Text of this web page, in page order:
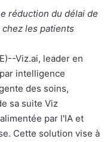
réduction du délai de
les patients
Viz.ai, leader en
intelligence
des soins,
sa suite Viz
par l'IA et
Cette solution vise à